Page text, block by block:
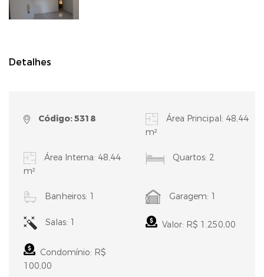
Detalhes
Código: 5318
Área Principal: 48,44
m²
Área Interna: 48,44
m²
Quartos: 2
Banheiros: 1 Garagem: 1
Salas: 1 Valor: R$ 1.250,00
Condomínio: R$
100,00